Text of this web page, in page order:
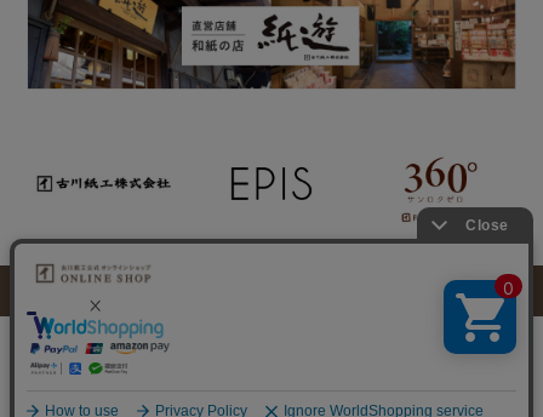
個人情報取り扱いについて
このサイトに掲載のイラスト・写真・文章の無断転載を禁じます。
すべての著作権は古川紙工株式会社に帰属します。